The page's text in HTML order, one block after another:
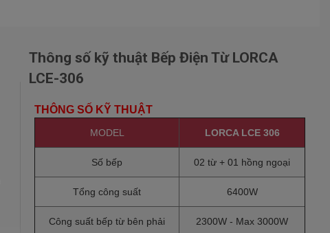
SHOWROOM BẮC NINH -- Địa chỉ:Ngô Gia Tự -
Thành phố Bắc Ninh
SHOWROOM ĐÀ NẴNG -- Địa chỉ:Điện Biên Phủ
SHOWROOM BẮC GIANG -- Địa chỉ:186 Xương
Giang, TP Bắc Giang
Thông số kỹ thuật Bếp Điện Từ LORCA
LCE-306
THÔNG SỐ KỸ THUẬT
MODEL LORCA LCE 306
Số bếp 02 từ + 01 hồng ngoại
Tổng công suất 6400W
Công suất bếp từ bên phải 2300W - Max 3000W